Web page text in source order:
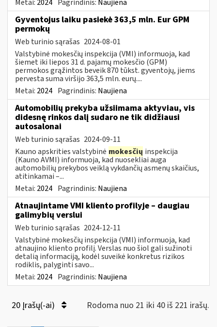
Metai: 2024 Pagrindinis: Naujiena
Gyventojus laiku pasiekė 363,5 mln. Eur GPM
permokų
Web turinio sąrašas 2024-08-01
Valstybinė mokesčių inspekcija (VMI) informuoja, kad
šiemet iki liepos 31 d. pajamų mokesčio (GPM)
permokos grąžintos beveik 870 tūkst. gyventojų, jiems
pervesta suma viršijo 363,5 mln. eurų....
Metai: 2024 Pagrindinis: Naujiena
Automobilių prekyba užsiimama aktyviau, vis
didesnę rinkos dalį sudaro ne tik didžiausi
autosalonai
Web turinio sąrašas 2024-09-11
Kauno apskrities valstybinė mokesčių inspekcija
(Kauno AVMI) informuoja, kad nuosekliai auga
automobilių prekybos veiklą vykdančių asmenų skaičius,
atitinkamai –...
Metai: 2024 Pagrindinis: Naujiena
Atnaujintame VMI kliento profilyje – daugiau
galimybių verslui
Web turinio sąrašas 2024-12-11
Valstybinė mokesčių inspekcija (VMI) informuoja, kad
atnaujino kliento profilį. Verslas nuo šiol gali sužinoti
detalią informaciją, kodėl suveikė konkretus rizikos
rodiklis, palyginti savo...
Metai: 2024 Pagrindinis: Naujiena
20 Įrašų(-ai) Rodoma nuo 21 iki 40 iš 221 irašų.